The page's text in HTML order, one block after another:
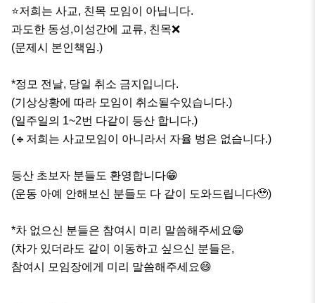
⭐️저희는 사교, 친목 모임이 아닙니다.
과도한 동성,이성간에 교류, 친목❌
(문제시 본인책임.)
*정모 전날, 당일 취소 금지입니다.
(기상상황에 따라 모임이 취소될수있습니다.)
(일주일의 1~2번 다같이 등산 합니다.)
(🔹저희는 사교모임이 아니라서 자율 벙은 없습니다.)
등산 초보자 분들도 환영합니다😁
(운동 아예 안해보신 분들도 다 같이 도와드립니다🥹)
*차 없으신 분들은 참여시 미리 말씀해주세요😁
(차가 있더라도 같이 이동하고 싶으신 분들은,
참여시 모임장에게 미리 말씀해주세요😄